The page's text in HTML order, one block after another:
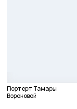
Портерт Тамары
Вороновой